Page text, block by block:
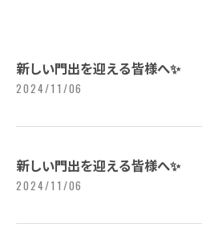
新しい門出を迎える皆様へ✨
2024/11/06
新しい門出を迎える皆様へ✨
2024/11/06